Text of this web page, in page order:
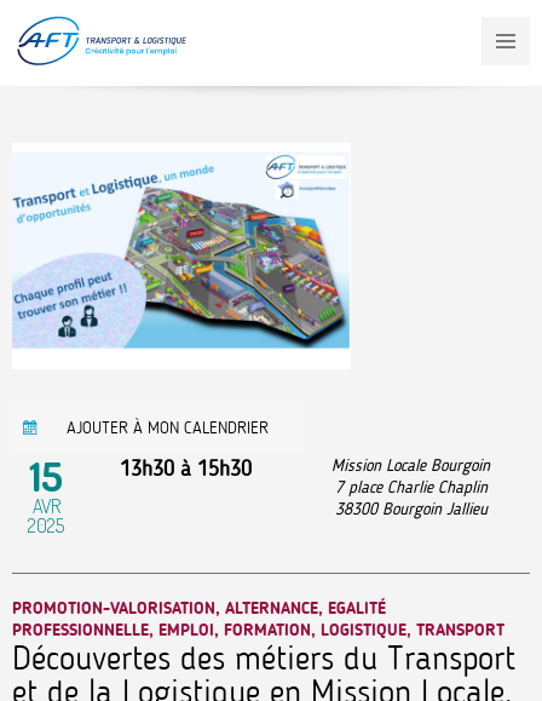
contenu
principal
AJOUTER À MON CALENDRIER
15
AVR
2025
13h30 à 15h30
Mission Locale Bourgoin
7 place Charlie Chaplin
38300 Bourgoin Jallieu
PROMOTION-VALORISATION, ALTERNANCE, EGALITÉ
PROFESSIONNELLE, EMPLOI, FORMATION, LOGISTIQUE, TRANSPORT
Découvertes des métiers du Transport